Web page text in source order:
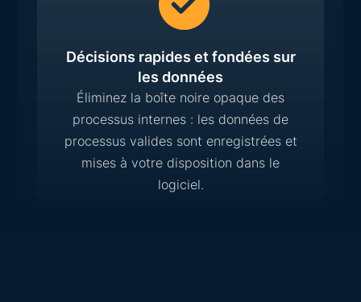
Décisions rapides et fondées sur
les données
Éliminez la boîte noire opaque des
processus internes : les données de
processus valides sont enregistrées et
mises à votre disposition dans le
logiciel.